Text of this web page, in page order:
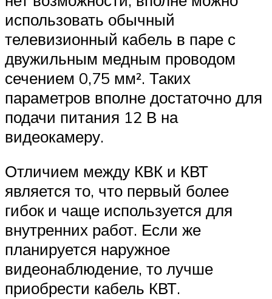
использовать обычный
телевизионный кабель в паре с
двужильным медным проводом
сечением 0,75 мм². Таких
параметров вполне достаточно для
подачи питания 12 В на
видеокамеру.
Отличием между КВК и КВТ
является то, что первый более
гибок и чаще используется для
внутренних работ. Если же
планируется наружное
видеонаблюдение, то лучше
приобрести кабель КВТ.